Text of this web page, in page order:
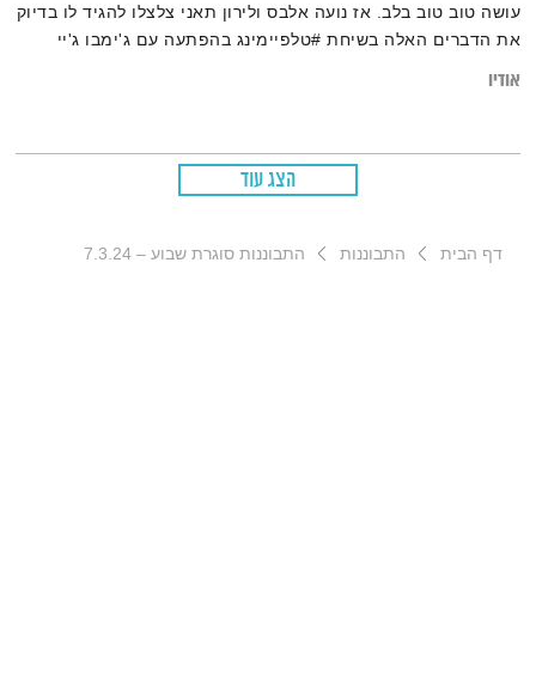
עושה טוב טוב בלב. אז נועה אלבס ולירון תאני צלצלו להגיד לו בדיוק
את הדברים האלה בשיחת #טלפיימינג בהפתעה עם ג'ימבו ג'יי
אודיו
הצג עוד
דף הבית התבוננות התבוננות סוגרת שבוע – 7.3.24